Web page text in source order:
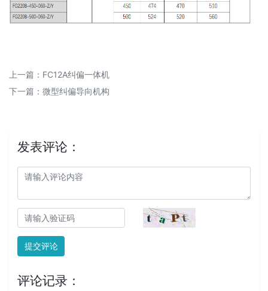
上一篇： FC12A纠偏一体机
下一篇： 微型纠偏导向机构
发表评论：
提交评论
评论记录：